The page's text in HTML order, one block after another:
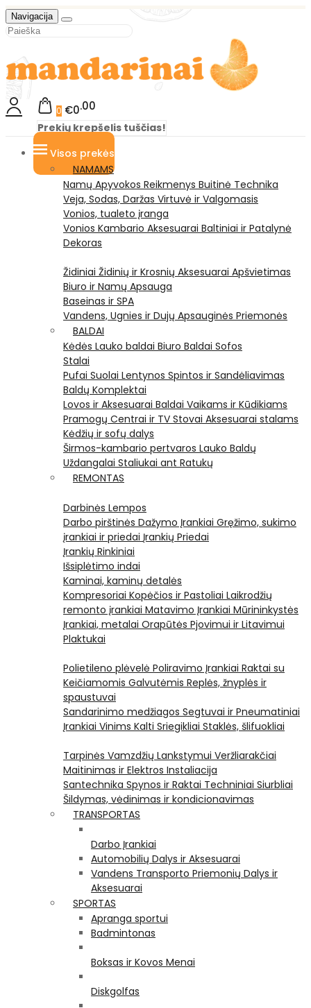
Navigacija
0 €0 00
Prekių krepšelis tuščias!
Visos prekės
NAMAMS
Namų Apyvokos Reikmenys Buitinė Technika
Veja, Sodas, Daržas Virtuvė ir Valgomasis
Vonios, tualeto įranga
Vonios Kambario Aksesuarai Baltiniai ir Patalynė
Dekoras
Židiniai Židinių ir Krosnių Aksesuarai Apšvietimas
Biuro ir Namų Apsauga
Baseinas ir SPA
Vandens, Ugnies ir Dujų Apsauginės Priemonės
BALDAI
Kėdės Lauko baldai Biuro Baldai Sofos
Stalai
Pufai Suolai Lentynos Spintos ir Sandėliavimas
Baldų Komplektai
Lovos ir Aksesuarai Baldai Vaikams ir Kūdikiams
Pramogų Centrai ir TV Stovai Aksesuarai stalams
Kėdžių ir sofų dalys
Širmos-kambario pertvaros Lauko Baldų
Uždangalai Staliukai ant Ratukų
REMONTAS
Darbinės Lempos
Darbo pirštinės Dažymo Įrankiai Gręžimo, sukimo
įrankiai ir priedai Įrankių Priedai
Įrankių Rinkiniai
Išsiplėtimo indai
Kaminai, kaminų detalės
Kompresoriai Kopėčios ir Pastoliai Laikrodžių
remonto įrankiai Matavimo Įrankiai Mūrininkystės
Įrankiai, metalai Orapūtės Pjovimui ir Litavimui
Plaktukai
Polietileno plėvelė Poliravimo Įrankiai Raktai su
Keičiamomis Galvutėmis Replės, žnyplės ir
spaustuvai
Sandarinimo medžiagos Segtuvai ir Pneumatiniai
Įrankiai Vinims Kalti Sriegikliai Staklės, šlifuokliai
Tarpinės Vamzdžių Lankstymui Veržliarakčiai
Maitinimas ir Elektros Instaliacija
Santechnika Spynos ir Raktai Techniniai Siurbliai
Šildymas, vėdinimas ir kondicionavimas
TRANSPORTAS
Darbo Įrankiai
Automobilių Dalys ir Aksesuarai
Vandens Transporto Priemonių Dalys ir
Aksesuarai
SPORTAS
Apranga sportui
Badmintonas
Boksas ir Kovos Menai
Diskgolfas